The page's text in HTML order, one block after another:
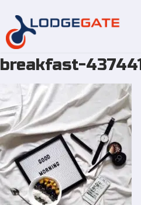
Zum
springen
breakfast-